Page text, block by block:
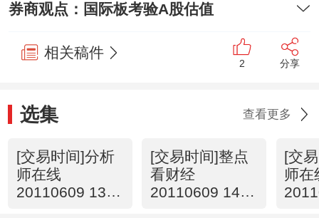
券商观点：国际板考验A股估值
相关稿件
2 分享
选集 查看更多
[交易时间]分析
师在线
20110609 13：
[交易时间]整点
看财经
20110609 14：
[交
师在